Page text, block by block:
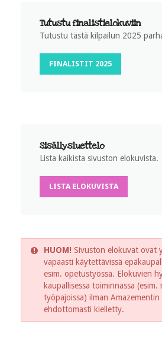
Tutustu finalistielokuviin
Tutustu tästä kilpailun 2025
FINALISTIT 2025
Sisällysluettelo
Lista kaikista sivuston elokuvista.
LISTA ELOKUVISTA
HUOM! Sivuston elokuvat ovat
vapaasti käytettävissä
esim. opetustyössä. Elokuvien
kaupallisessa toiminnassa (esim.
työpajoissa) ilman
ehdottomasti kielletty.